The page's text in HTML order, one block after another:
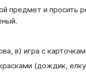
предмет и просить
в) игра с
(дождик,